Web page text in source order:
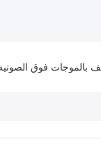
​​بالموجات فوق